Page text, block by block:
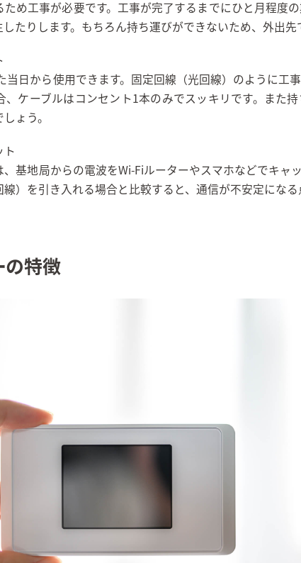
め工事が必要です。工事が完了するまでにひと月程度
たりします。もちろん持ち運びができないため、外出先
当日から使用できます。固定回線（光回線）のように工
、ケーブルはコンセント1本のみでスッキリです。また
ょう。
基地局からの電波をWi-Fiルーターやスマホなどでキャ
）を引き入れる場合と比較すると、通信が不安定になる
特徴